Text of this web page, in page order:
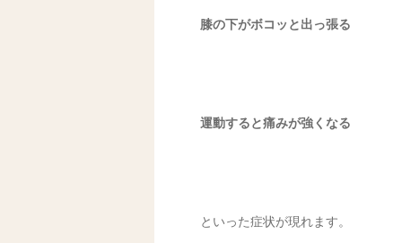
膝の下がボコッと出っ張る
運動すると痛みが強くなる
といった症状が現れます。